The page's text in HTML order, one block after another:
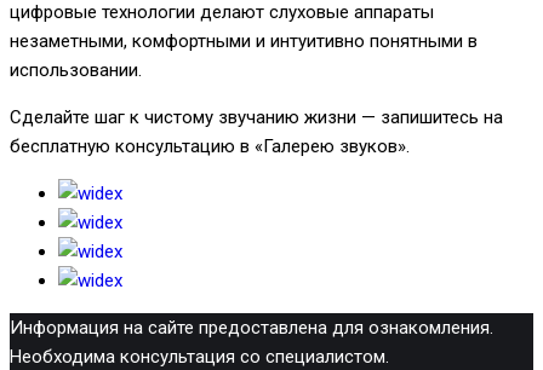
цифровые технологии делают слуховые аппараты
незаметными, комфортными и интуитивно понятными в
использовании.
Сделайте шаг к чистому звучанию жизни — запишитесь на
бесплатную консультацию в «Галерею звуков».
Информация на сайте предоставлена для ознакомления.
Необходима консультация со специалистом.